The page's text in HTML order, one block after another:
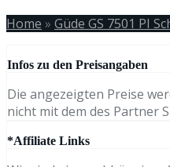
Home » Güde GS 7501 PI
Infos zu den Preisangaben
Die angezeigten Preise
nicht mit dem des Partner
*Affiliate Links